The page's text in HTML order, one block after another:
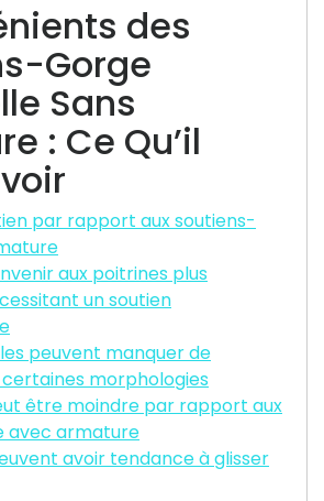
des
Gorge
Sans
: Ce Qu’il
par rapport aux soutiens-
aux poitrines plus
un soutien
peuvent manquer de
morphologies
être moindre par rapport aux
avec armature
avoir tendance à glisser